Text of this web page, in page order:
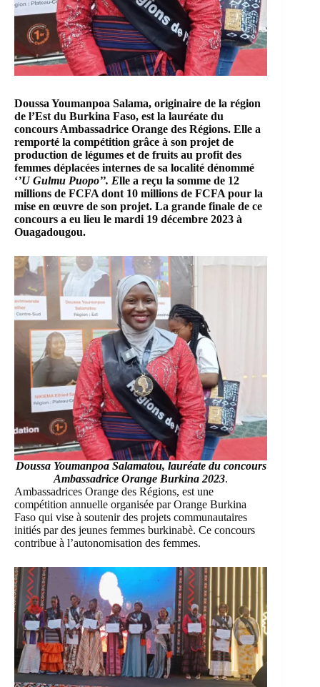
Doussa Youmanpoa Salama, originaire de la région
de l’Est du Burkina Faso, est la lauréate du
concours Ambassadrice Orange des Régions. Elle a
remporté la compétition grâce à son projet de
production de légumes et de fruits au profit des
femmes déplacées internes de sa localité dénommé
‘’U Gulmu Puopo’’. Elle a reçu la somme de 12
millions de FCFA dont 10 millions de FCFA pour la
mise en œuvre de son projet. La grande finale de ce
concours a eu lieu le mardi 19 décembre 2023 à
Ouagadougou.
Doussa Youmanpoa Salamatou, lauréate du concours
Ambassadrice Orange Burkina 2023.
Ambassadrices Orange des Régions, est une
compétition annuelle organisée par Orange Burkina
Faso qui vise à soutenir des projets communautaires
initiés par des jeunes femmes burkinabè. Ce concours
contribue à l’autonomisation des femmes.